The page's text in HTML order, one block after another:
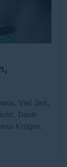
Viel Zeit,
Doch
Krüger.